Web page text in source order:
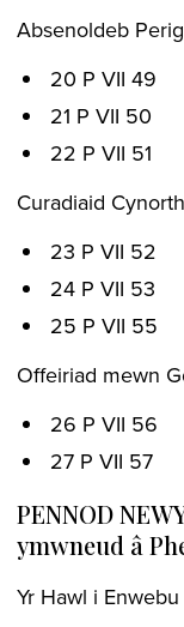
Absenoldeb
20 P VII 49
21 P VII 50
22 P VII 51
Curadiaid
23 P VII 52
24 P VII 53
25 P VII 55
Offeiriad mewn
26 P VII 56
27 P VII 57
PENNOD
ymwneud â
Yr Hawl i